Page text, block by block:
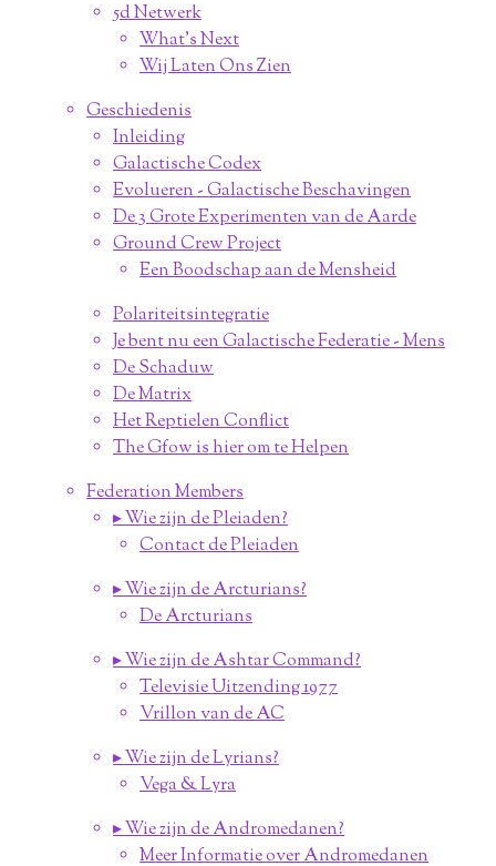
5d Netwerk
What's Next
Wij Laten Ons Zien
Geschiedenis
Inleiding
Galactische Codex
Evolueren - Galactische Beschavingen
De 3 Grote Experimenten van de Aarde
Ground Crew Project
Een Boodschap aan de Mensheid
Polariteitsintegratie
Je bent nu een Galactische Federatie - Mens
De Schaduw
De Matrix
Het Reptielen Conflict
The Gfow is hier om te Helpen
Federation Members
▸ Wie zijn de Pleiaden?
Contact de Pleiaden
▸ Wie zijn de Arcturians?
De Arcturians
▸ Wie zijn de Ashtar Command?
Televisie Uitzending 1977
Vrillon van de AC
▸ Wie zijn de Lyrians?
Vega & Lyra
▸ Wie zijn de Andromedanen?
Meer Informatie over Andromedanen